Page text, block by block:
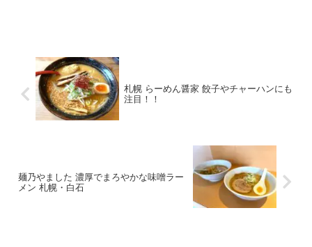
札幌 らーめん醤家 餃子やチャーハンにも
注目！！
麺乃やました 濃厚でまろやかな味噌ラー
メン 札幌・白石